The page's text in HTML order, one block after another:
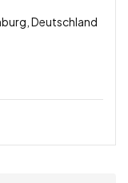
Deutschland